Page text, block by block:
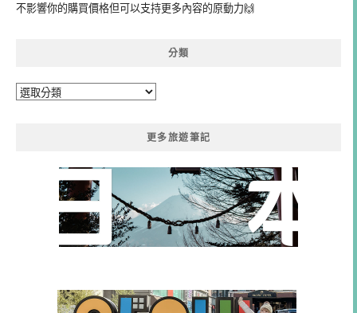
不影響你的購買價格但可以支持更多內容的原動力🙌
分類
分
更多旅遊筆記